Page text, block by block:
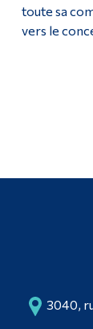
toute sa
vers le
3040,